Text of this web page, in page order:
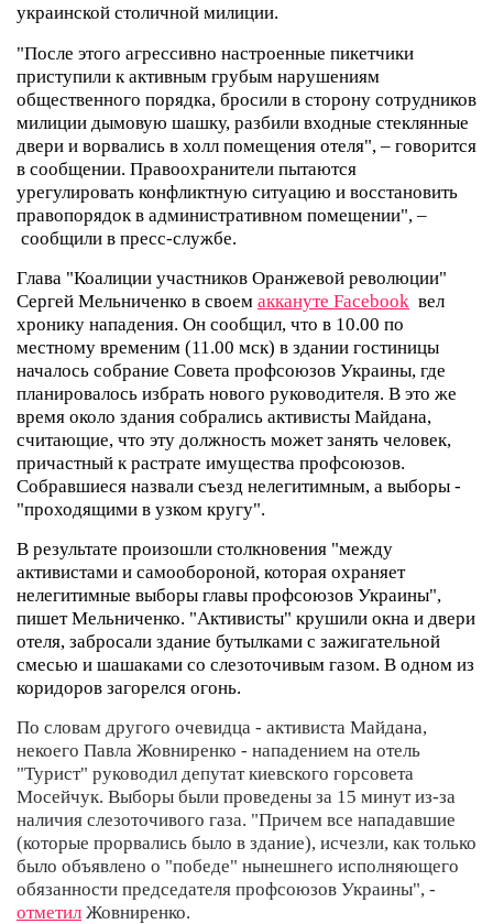
украинской столичной милиции.
"После этого агрессивно настроенные пикетчики
приступили к активным грубым нарушениям
общественного порядка, бросили в сторону сотрудников
милиции дымовую шашку, разбили входные стеклянные
двери и ворвались в холл помещения отеля", – говорится
в сообщении. Правоохранители пытаются
урегулировать конфликтную ситуацию и восстановить
правопорядок в административном помещении", –
сообщили в пресс-службе.
Глава "Коалиции участников Оранжевой революции"
Сергей Мельниченко в своем аккануте Facebook вел
хронику нападения. Он сообщил, что в 10.00 по
местному временим (11.00 мск) в здании гостиницы
началось собрание Совета профсоюзов Украины, где
планировалось избрать нового руководителя. В это же
время около здания собрались активисты Майдана,
считающие, что эту должность может занять человек,
причастный к растрате имущества профсоюзов.
Собравшиеся назвали съезд нелегитимным, а выборы -
"проходящими в узком кругу".
В результате произошли столкновения "между
активистами и самообороной, которая охраняет
нелегитимные выборы главы профсоюзов Украины",
пишет Мельниченко. "Активисты" крушили окна и двери
отеля, забросали здание бутылками с зажигательной
смесью и шашаками со слезоточивым газом. В одном из
коридоров загорелся огонь.
По словам другого очевидца - активиста Майдана,
некоего Павла Жовниренко - нападением на отель
"Турист" руководил депутат киевского горсовета
Мосейчук. Выборы были проведены за 15 минут из-за
наличия слезоточивого газа. "Причем все нападавшие
(которые прорвались было в здание), исчезли, как только
было объявлено о "победе" нынешнего исполняющего
обязанности председателя профсоюзов Украины", -
отметил Жовниренко.